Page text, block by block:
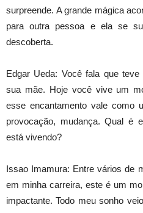
surpreende. A grande mágica
para outra pessoa e ela se
descoberta.
Edgar Ueda: Você fala que
sua mãe. Hoje você vive um
esse encantamento vale como
provocação, mudança. Qual é
está vivendo?
Issao Imamura: Entre vários de
em minha carreira, este é um
impactante. Todo meu sonho